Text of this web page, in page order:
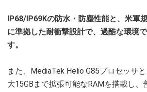
IP68/IP69Kの防水・防塵性能と、米軍
に準拠した耐衝撃設計で、過酷な環境
す。
また、MediaTek Helio G85プロセッサ
大15GBまで拡張可能なRAMを搭載し、